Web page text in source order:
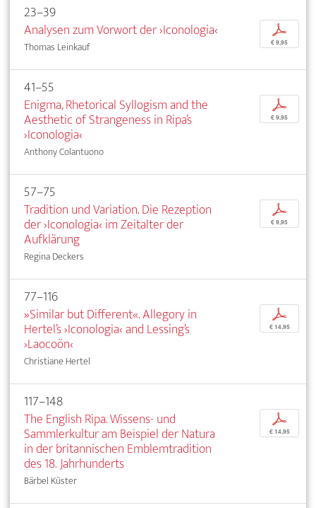
23–39
Analysen zum Vorwort der ›Iconologia‹
Thomas Leinkauf
p
€ 9,95
41–55
Enigma, Rhetorical Syllogism and the
Aesthetic of Strangeness in Ripa’s
›Iconologia‹
Anthony Colantuono
p
€ 9,95
57–75
Tradition und Variation. Die Rezeption
der ›Iconologia‹ im Zeitalter der
Aufklärung
Regina Deckers
p
€ 9,95
77–116
»Similar but Different«. Allegory in
Hertel’s ›Iconologia‹ and Lessing’s
›Laocoön‹
Christiane Hertel
p
€ 14,95
117–148
The English Ripa. Wissens- und
Sammlerkultur am Beispiel der Natura
in der britannischen Emblemtradition
des 18. Jahrhunderts
Bärbel Küster
p
€ 14,95